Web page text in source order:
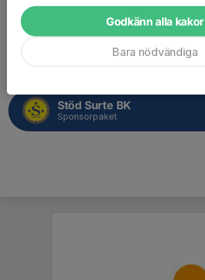
Beställ här
Surte BK webshop
Stöd Surte BK
Sponsorpaket
Godkänn alla kakor
Bara nödvändiga